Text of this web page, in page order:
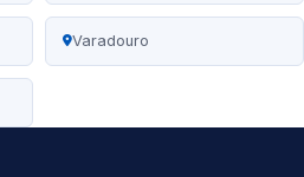
Varadouro